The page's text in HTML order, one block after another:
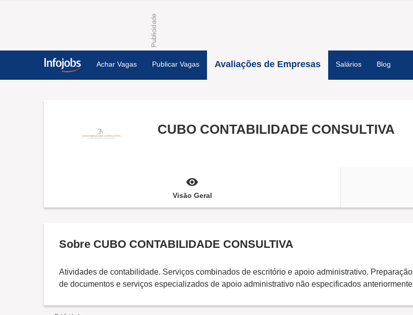
Achar Vagas Publicar Vagas Avaliações de Empresas Salários Blog
CUBO CONTABILIDADE CONSULTIVA
Visão Geral
Sobre CUBO CONTABILIDADE CONSULTIVA
Atividades de contabilidade. Serviços combinados de escritório e apoio administrativo. Preparação
de documentos e serviços especializados de apoio administrativo não especificados anteriormente